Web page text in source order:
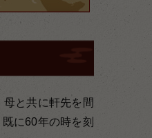
と共に軒先を間
に60年の時を刻